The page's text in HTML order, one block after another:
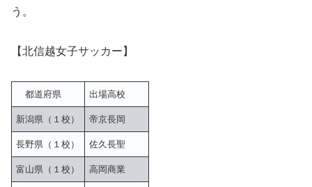
う。
【北信越女子サッカー】
都道府県 出場高校
新潟県（１校） 帝京長岡
長野県（１校） 佐久長聖
富山県（１校） 高岡商業